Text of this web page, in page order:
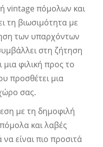
vintage πόμολων και
τη βιωσιμότητα με
των υπαρχόντων
στη ζήτηση
μια φιλική προς το
προσθέτει μια
σας.
με τη δημοφιλή
και λαβές
είναι πιο προσιτά